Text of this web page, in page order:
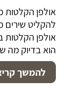
אולפן הקלטות
להקליט שירים
אולפן הקלטות
הוא בדיוק מה
להמשך